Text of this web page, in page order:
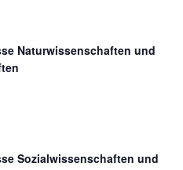
Naturwissenschaften und
Sozialwissenschaften und